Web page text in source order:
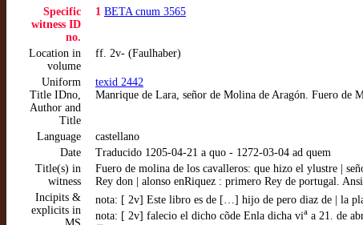
Specific
witness ID
no.
1 BETA cnum 3565
Location in
volume
ff. 2v- (Faulhaber)
Uniform
Title IDno,
Author and
Title
texid 2442
Manrique de Lara, señor de Molina de Aragón. Fuero de
Language
castellano
Date
Traducido 1205-04-21 a quo - 1272-03-04 ad quem
Title(s) in
witness
Fuero de molina de los cavalleros: que hizo el ylustre |
Rey don | alonso enRiquez : primero Rey de portugal.
Incipits &
explicits in
nota: [ 2v] Este libro es de […] hijo de pero diaz de | la
nota: [ 2v] falecio el dicho cõde Enla dicha via a 21. de